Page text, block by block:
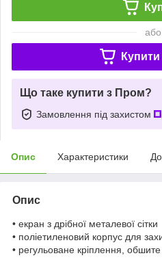
або
Купити
Що таке купити з Пром?
Замовлення під захистом
Опис Характеристики
Опис
• екран з дрібної металевої сітки
• поліетиленовий корпус для
• регульоване кріплення,